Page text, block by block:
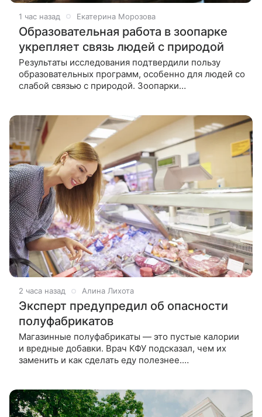
1 час назад Екатерина Морозова
Образовательная работа в зоопарке
укрепляет связь людей с природой
Результаты исследования подтвердили пользу
образовательных программ, особенно для людей со
слабой связью с природой. Зоопарки
2 часа назад Алина Лихота
Эксперт предупредил об опасности
полуфабрикатов
Магазинные полуфабрикаты — это пустые калории
и вредные добавки. Врач КФУ подсказал, чем их
заменить и как сделать еду полезнее.